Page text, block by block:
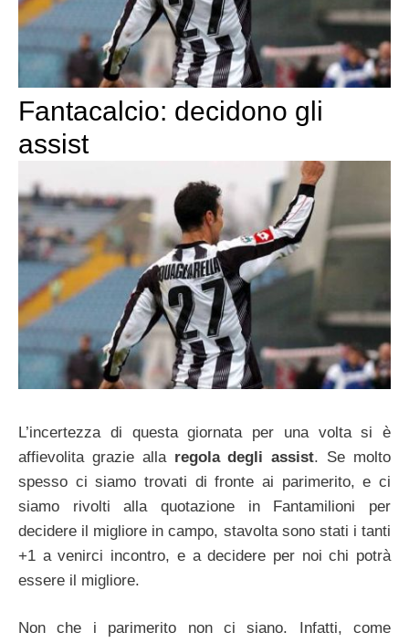
Fantacalcio: decidono gli
assist
L’incertezza di questa giornata per una volta si è
affievolita grazie alla regola degli assist. Se molto
spesso ci siamo trovati di fronte ai parimerito, e ci
siamo rivolti alla quotazione in Fantamilioni per
decidere il migliore in campo, stavolta sono stati i tanti
+1 a venirci incontro, e a decidere per noi chi potrà
essere il migliore.
Non che i parimerito non ci siano. Infatti, come